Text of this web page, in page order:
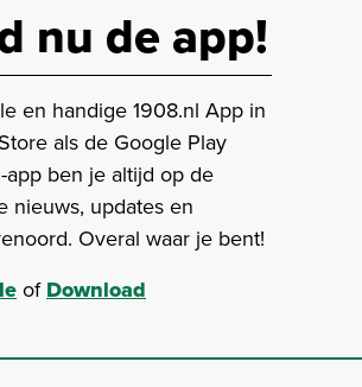
nu de app!
en handige 1908.nl App in
als de Google Play
ben je altijd op de
nieuws, updates en
Overal waar je bent!
ofDownload